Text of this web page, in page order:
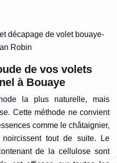
de vos volets
à Bouaye
la plus naturelle, mais
Cette méthode ne convient
comme le châtaignier,
tout de suite. Le
de la cellulose sont